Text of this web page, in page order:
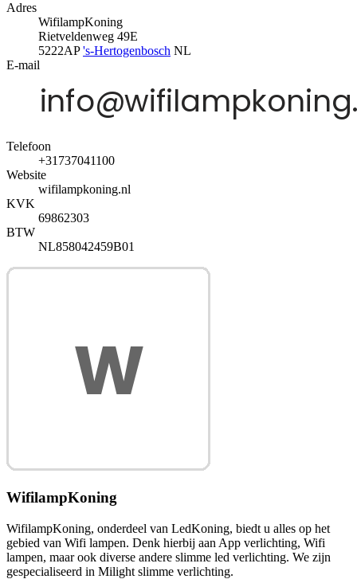
Adres
WifilampKoning
Rietveldenweg 49E
5222AP's-Hertogenbosch NL
E-mail
Telefoon
+31737041100
Website
wifilampkoning.nl
KVK
69862303
BTW
NL858042459B01
WifilampKoning
WifilampKoning, onderdeel van LedKoning, biedt u alles op het
gebied van Wifi lampen. Denk hierbij aan App verlichting, Wifi
lampen, maar ook diverse andere slimme led verlichting. We zijn
gespecialiseerd in Milight slimme verlichting.